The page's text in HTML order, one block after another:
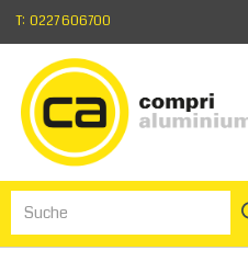
T: 0227 606700